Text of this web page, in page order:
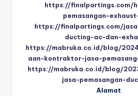
https://finalpartings.com/
pemasangan-
https://finalpartings.com/
ducting-ac-dan-
https://mabruka.co.id/blog/
aan-kontraktor-jasa-
https://mabruka.co.id/blog/
jasa-pemasangan-
Alamat